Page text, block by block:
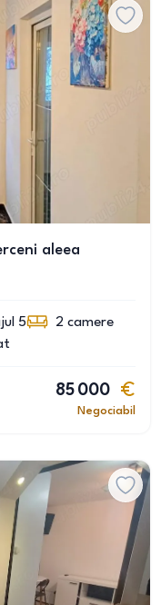
aleea
5 2 camere
85 000
Negociabil